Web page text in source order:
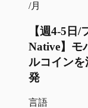
/月
【週4-5日
Native】モ
ルコイン
発
言語